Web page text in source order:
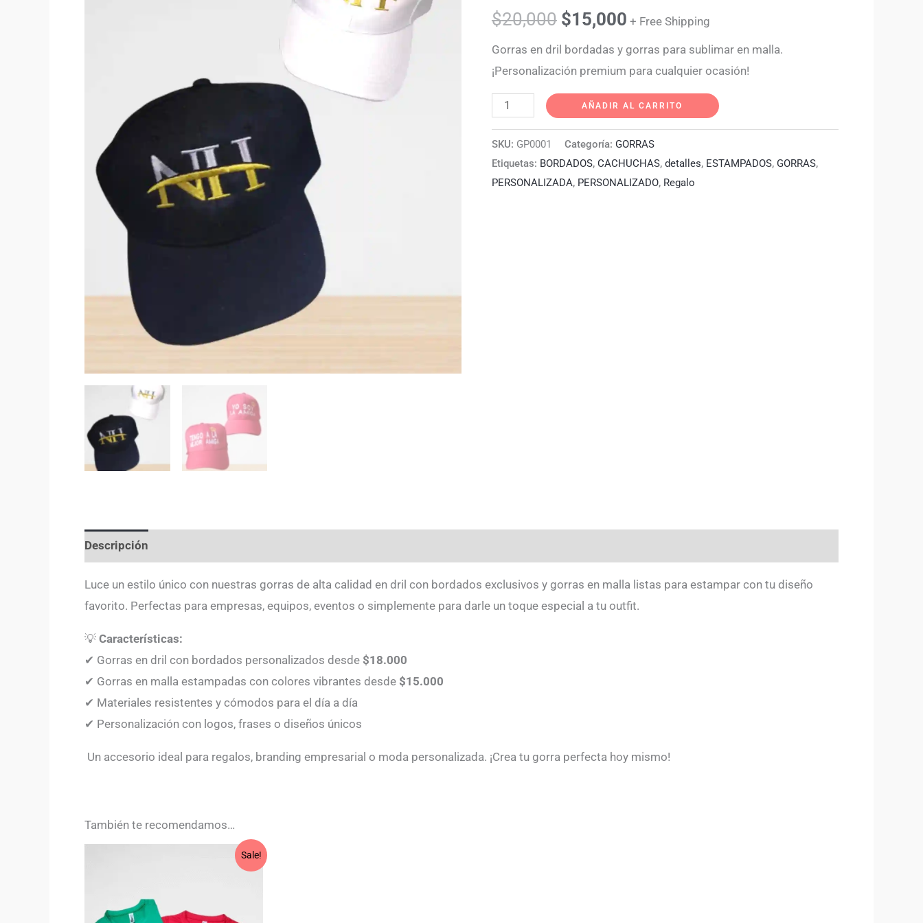
$20,000 $20,000.
$15,000$15,000.
+ Free Shipping
Gorras en dril bordadas y gorras para sublimar en malla.
¡Personalización premium para cualquier ocasión!
AÑADIR AL CARRITO
SKU: GP0001 Categoría: GORRAS
Etiquetas: BORDADOS, CACHUCHAS, detalles, ESTAMPADOS, GORRAS,
PERSONALIZADA, PERSONALIZADO, Regalo
Descripción
Luce un estilo único con nuestras gorras de alta calidad en dril con bordados exclusivos y gorras en malla listas para estampar con tu diseño
favorito. Perfectas para empresas, equipos, eventos o simplemente para darle un toque especial a tu outfit.
💡 Características:
✔ Gorras en dril con bordados personalizados desde $18.000
✔ Gorras en malla estampadas con colores vibrantes desde $15.000
✔ Materiales resistentes y cómodos para el día a día
✔ Personalización con logos, frases o diseños únicos
Un accesorio ideal para regalos, branding empresarial o moda personalizada. ¡Crea tu gorra perfecta hoy mismo!
También te recomendamos…
Sale!
Current
price